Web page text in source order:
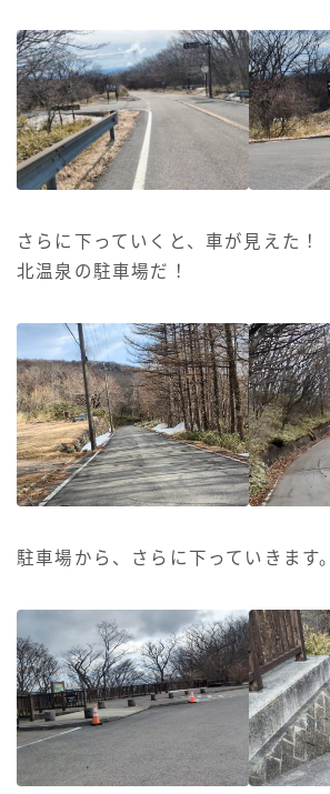
さらに下っていくと、車が見えた！
北温泉の駐車場だ！
駐車場から、さらに下っていきます。